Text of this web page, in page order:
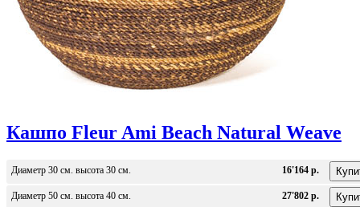
Кашпо Fleur Ami Beach Natural Weave
Диаметр 30 см. высота 30 см. 16'164 р.
Диаметр 50 см. высота 40 см. 27'802 р.